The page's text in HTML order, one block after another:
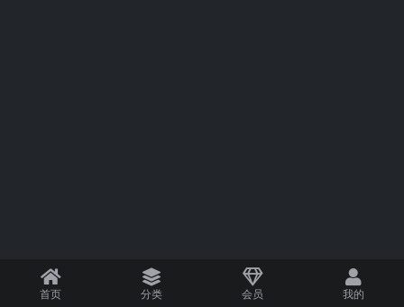
首页 分类 会员 我的